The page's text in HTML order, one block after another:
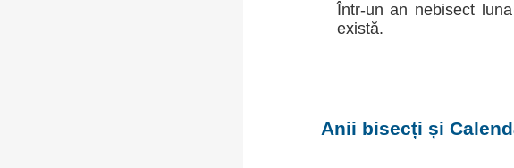
Într-un an nebisect
există.
Anii bisecți și